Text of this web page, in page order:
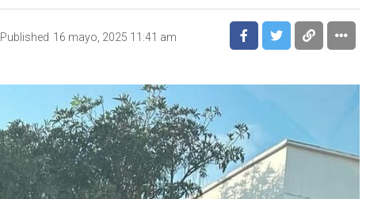
Published 16 mayo, 2025 11:41 am